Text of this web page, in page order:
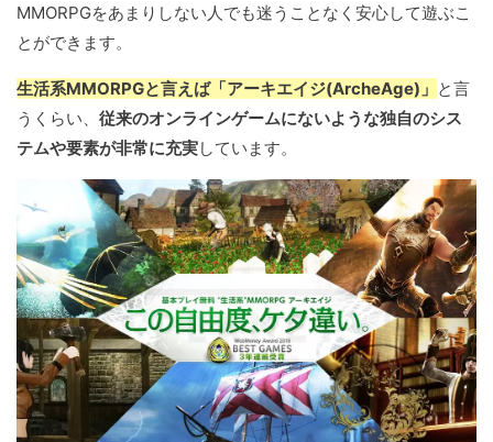
MMORPGをあまりしない人でも迷うことなく安心して遊ぶこ
とができます。
生活系MMORPGと言えば「アーキエイジ(ArcheAge)」 と言
うくらい、 従来のオンラインゲームにないような独自のシス
テムや要素が非常に充実しています。